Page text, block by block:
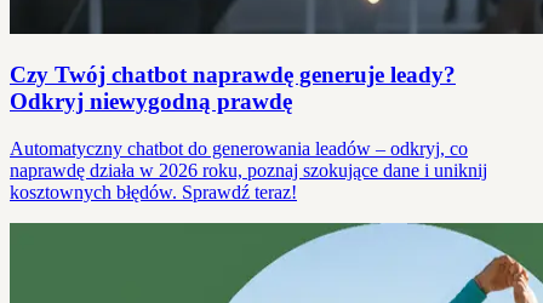
Czy Twój chatbot naprawdę generuje leady?
Odkryj niewygodną prawdę
Automatyczny chatbot do generowania leadów – odkryj, co
naprawdę działa w 2026 roku, poznaj szokujące dane i uniknij
kosztownych błędów. Sprawdź teraz!